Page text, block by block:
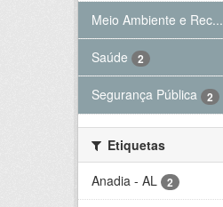
Meio Ambiente e Rec...
Saúde 2
Segurança Pública 2
Etiquetas
Anadia - AL
2